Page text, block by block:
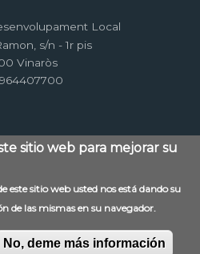
Local
s/n - 1r pis
Vinaròs
Mapa web
RSS
sitio web para mejorar su
este sitio web usted nos está dando su
de las mismas en su navegador.
No, deme más información